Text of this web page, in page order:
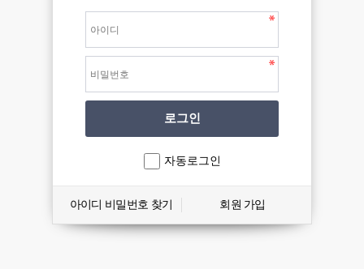
자동로그인
아이디 비밀번호 찾기 회원 가입